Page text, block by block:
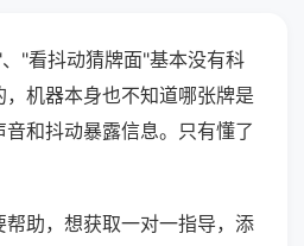
"看抖动猜牌面"基本没有科
机器本身也不知道哪张牌是
和抖动暴露信息。只有懂了
助，想获取一对一指导，添